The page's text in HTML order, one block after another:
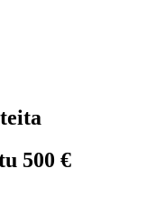
500 €